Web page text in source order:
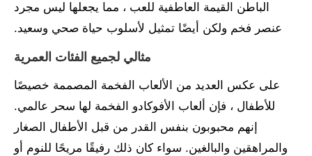
الباطن القيمة العاطفية للعب ، مما يجعلها ليس مجرد
عنصر فخم ولكن أيضًا تمثيل لأسلوب حياة صحي وسعيد.
مثالي لجميع الفئات العمرية
على عكس العديد من الألعاب الفخمة المصممة خصيصًا
للأطفال ، فإن ألعاب الأفوكادو الفخمة لها سحر عالمي.
إنهم محبوبون بنفس القدر من قبل الأطفال الصغار
والمراهقين والبالغين. سواء كان ذلك رفيقًا مريحًا للنوم أو